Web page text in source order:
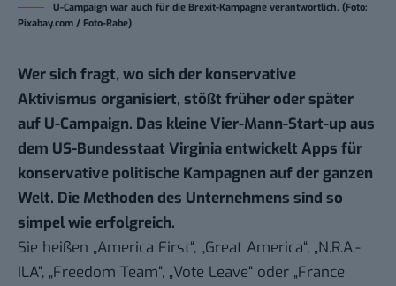
U-Campaign war auch für die Brexit-Kampagne verantwortlich. (Foto:
Pixabay.com / Foto-Rabe)
Wer sich fragt, wo sich der konservative
Aktivismus organisiert, stößt früher oder später
auf U-Campaign. Das kleine Vier-Mann-Start-up aus
dem US-Bundesstaat Virginia entwickelt Apps für
konservative politische Kampagnen auf der ganzen
Welt. Die Methoden des Unternehmens sind so
simpel wie erfolgreich.
Sie heißen „America First“, „Great America“, „N.R.A.-
ILA“, „Freedom Team“, „Vote Leave“ oder „France